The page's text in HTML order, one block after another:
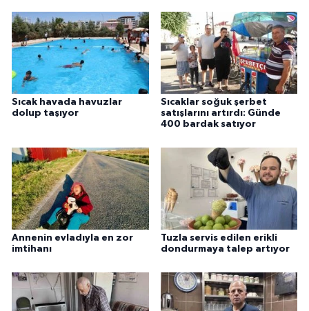
Sıcak havada havuzlar
dolup taşıyor
Sıcaklar soğuk şerbet
satışlarını artırdı: Günde
400 bardak satıyor
Annenin evladıyla en zor
imtihanı
Tuzla servis edilen erikli
dondurmaya talep artıyor